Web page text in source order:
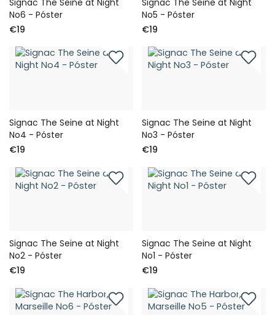
No6 - Póster
€19
No5 - Póster
€19
Signac The Seine at Night
No4 - Póster
€19
Signac The Seine at Night
No3 - Póster
€19
Signac The Seine at Night
No2 - Póster
€19
Signac The Seine at Night
No1 - Póster
€19